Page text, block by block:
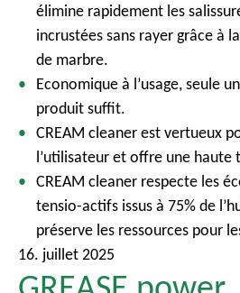
élimine rapidement les
incrustées sans rayer grâce à
de marbre.
Economique à l’usage, seule
produit suffit.
CREAM cleaner est vertueux
l’utilisateur et offre une haute
CREAM cleaner respecte les
tensio-actifs issus à 75% de
préserve les ressources pour
16. juillet 2025